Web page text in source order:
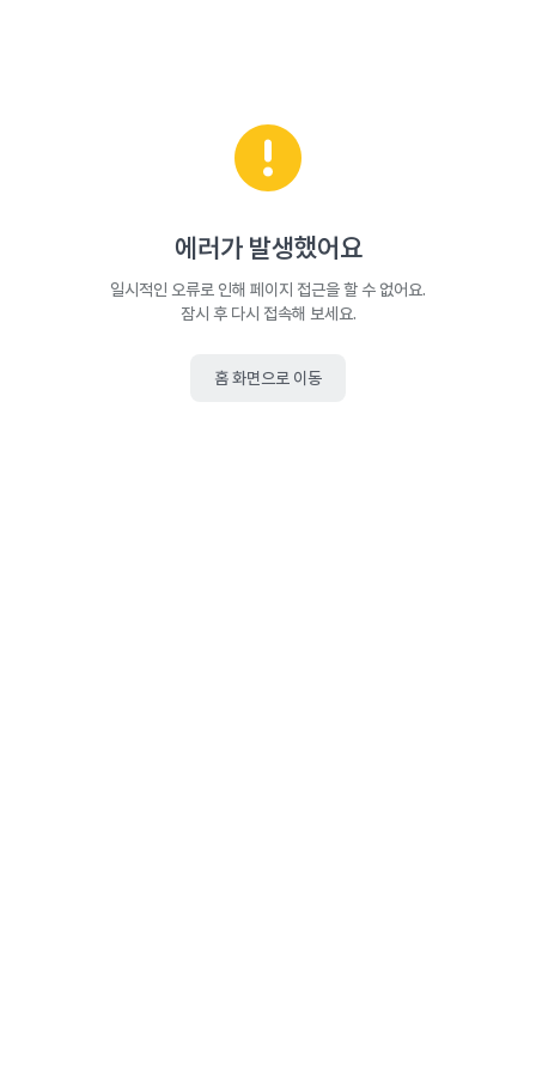
에러가 발생했어요
일시적인 오류로 인해 페이지 접근을 할 수 없어요.
잠시 후 다시 접속해 보세요.
홈 화면으로 이동